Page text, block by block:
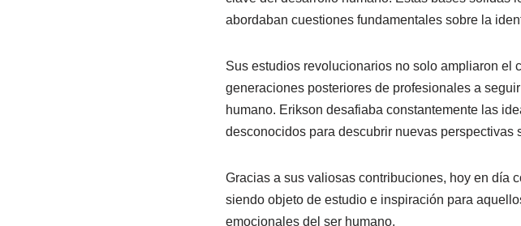
abordaban cuestiones fundamentales sobre la
Sus estudios revolucionarios no solo ampliaron el
generaciones posteriores de profesionales a
humano. Erikson desafiaba constantemente las
desconocidos para descubrir nuevas perspectivas
Gracias a sus valiosas contribuciones, hoy en día
siendo objeto de estudio e inspiración para
emocionales del ser humano.